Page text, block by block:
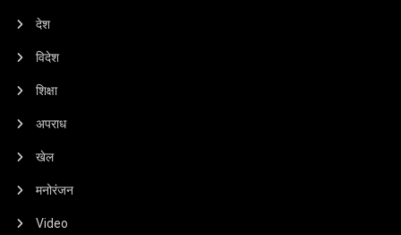
देश
विदेश
शिक्षा
अपराध
खेल
मनोरंजन
Video